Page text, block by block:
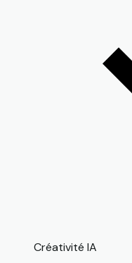
Créativité IA